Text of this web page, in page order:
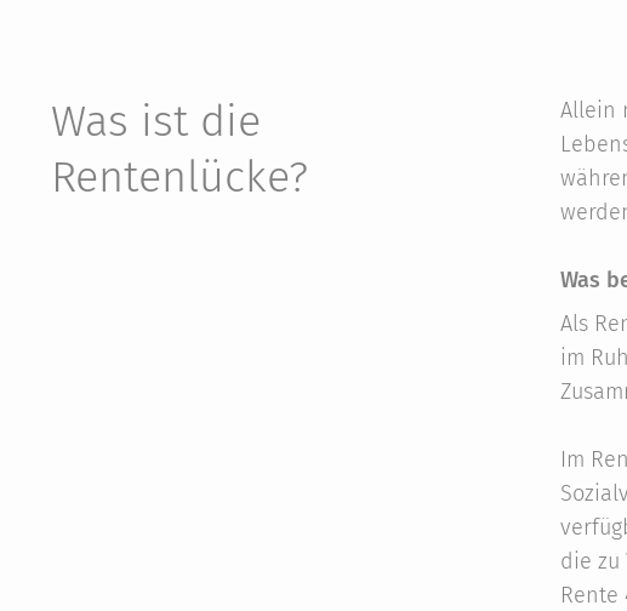
Was ist die
Rentenlücke?
Allein
Was
Als
im
Im
die zu